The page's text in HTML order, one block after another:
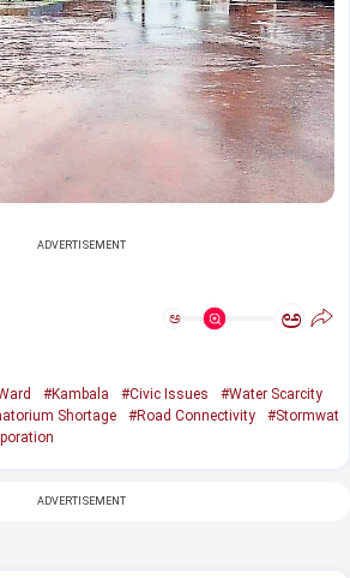
ADVERTISEMENT
ಅ ಅ
#Kambala #Civic Issues
#Water Scarcity
Shortage #Road Connectivity
#Stormwat
ADVERTISEMENT